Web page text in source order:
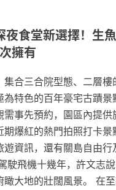
夜食堂新選擇！生魚
擁有
合三合院型態、二層樓
為特色的百年豪宅古蹟景
需事先預約，園區內提供
期爆紅的熱門拍照打卡景
遊資訊，還有關島自由行
駛飛機十幾年，許文志
瞰大地的壯闊風景。 在